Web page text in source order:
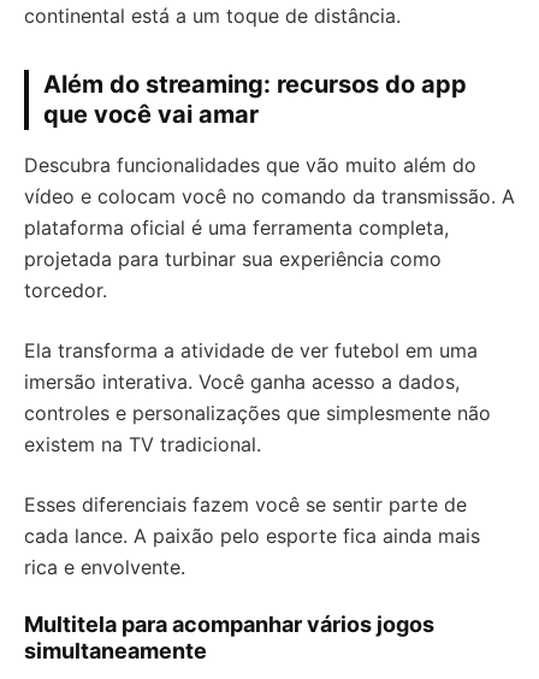
continental está a um toque de distância.
Além do streaming: recursos do app
que você vai amar
Descubra funcionalidades que vão muito além do
vídeo e colocam você no comando da transmissão. A
plataforma oficial é uma ferramenta completa,
projetada para turbinar sua experiência como
torcedor.
Ela transforma a atividade de ver futebol em uma
imersão interativa. Você ganha acesso a dados,
controles e personalizações que simplesmente não
existem na TV tradicional.
Esses diferenciais fazem você se sentir parte de
cada lance. A paixão pelo esporte fica ainda mais
rica e envolvente.
Multitela para acompanhar vários jogos
simultaneamente